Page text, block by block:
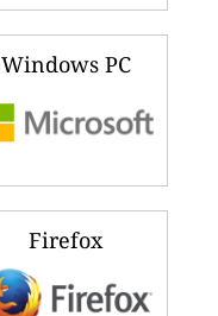
Windows PC
Firefox